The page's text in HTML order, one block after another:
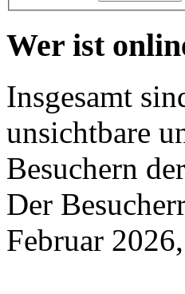
Wer ist
Insgesamt
unsichtbare
Besuchern
Der
Februar